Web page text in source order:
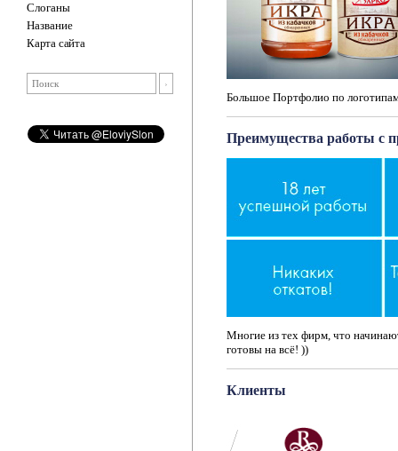
Слоганы
Название
Карта сайта
Большое Портфолио по
Преимущества работы с
Многие из тех фирм, что
готовы на всё! ))
Клиенты